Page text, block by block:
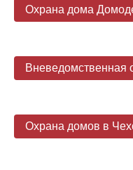
Охрана дома
Вневедомственная
Охрана домов в